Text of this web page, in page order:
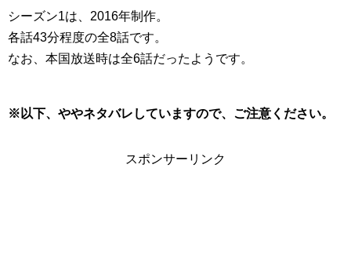
シーズン1は、2016年制作。
各話43分程度の全8話です。
なお、本国放送時は全6話だったようです。
※以下、ややネタバレしていますので、ご注意ください。
スポンサーリンク